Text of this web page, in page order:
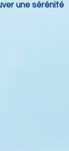
une sérénité